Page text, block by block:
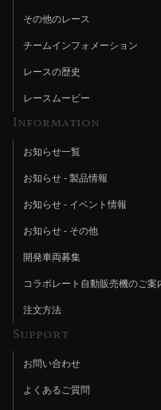
その他のレース
チームインフォメーション
レースの歴史
レースムービー
Information
お知らせ一覧
お知らせ - 製品情報
お知らせ - イベント情報
お知らせ - その他
開発車両募集
コラボレート自動販売機のご案
注文方法
Support
お問い合わせ
よくあるご質問